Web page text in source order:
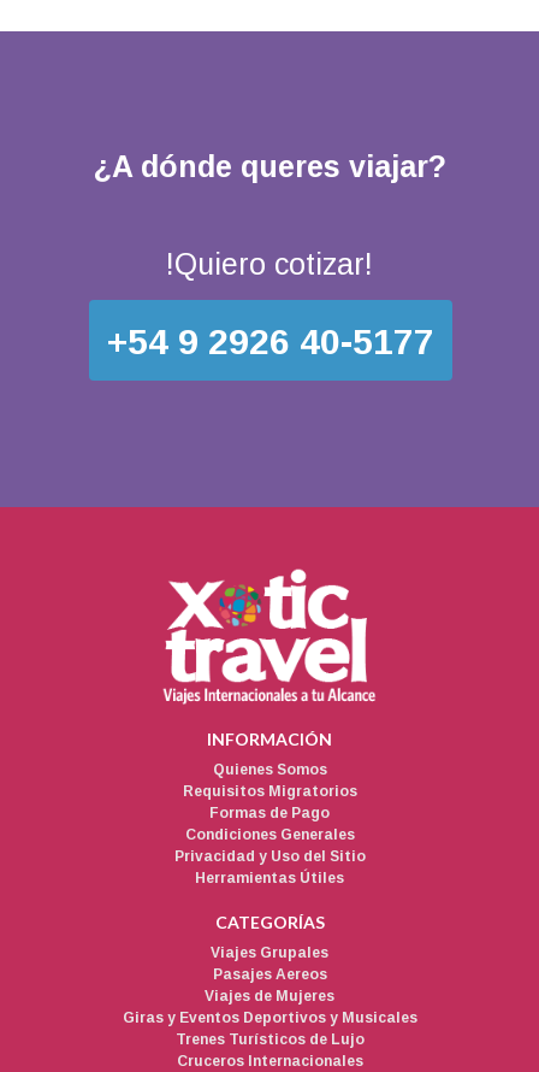
¿A dónde queres viajar?
!Quiero cotizar!
+54 9 2926 40-5177
INFORMACIÓN
Quienes Somos
Requisitos Migratorios
Formas de Pago
Condiciones Generales
Privacidad y Uso del Sitio
Herramientas Útiles
CATEGORÍAS
Viajes Grupales
Pasajes Aereos
Viajes de Mujeres
Giras y Eventos Deportivos y Musicales
Trenes Turísticos de Lujo
Cruceros Internacionales